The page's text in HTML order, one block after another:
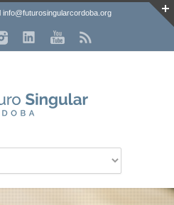
info@futurosingularcordoba.org